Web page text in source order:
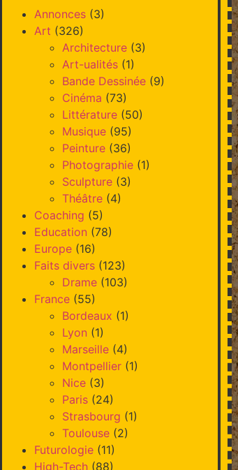
Annonces(3)
Art (326)
Architecture(3)
Art-ualités(1)
Bande Dessinée(9)
Cinéma (73)
Littérature(50)
Musique(95)
Peinture(36)
Photographie(1)
Sculpture(3)
Théâtre(4)
Coaching (5)
Education (78)
Europe(16)
Faits divers(123)
Drame(103)
France(55)
Bordeaux (1)
Lyon (1)
Marseille(4)
Montpellier(1)
Nice(3)
Paris(24)
Strasbourg (1)
Toulouse(2)
Futurologie(11)
High-Tech(88)